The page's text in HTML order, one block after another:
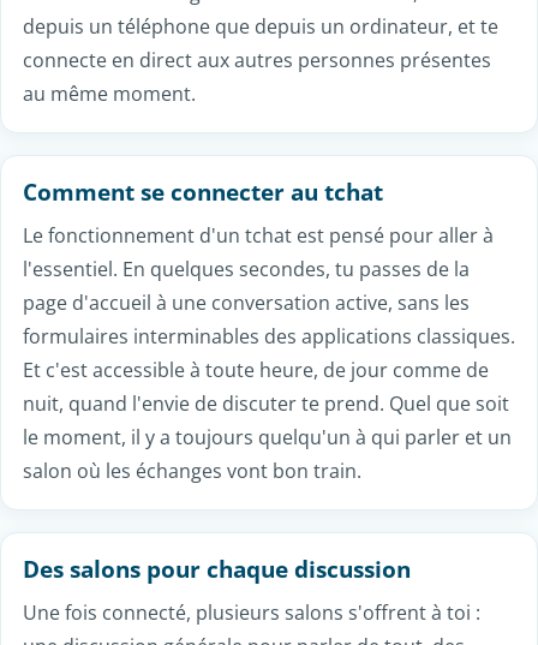
Discussion en direct
Des salons actifs, avec des
Le chat gratuit sans inscription, simple et
immédiat
Un chat gratuit fonctionne sans inscription : tu choisis
un pseudo, tu indiques ton âge et ta région, et tu
entres directement dans la discussion. Pas de compte
à retenir. Ce tchat gratuit s'ouvre en un clic, aussi bien
depuis un téléphone que depuis un ordinateur, et te
connecte en direct aux autres personnes présentes